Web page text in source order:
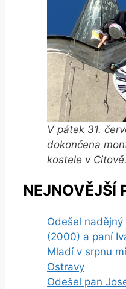
V pátek 31.
dokončena
kostele v Citově.
NEJNOVĚJŠÍ
Odešel
(2000) a paní
Mladí v srpnu
Ostravy
Odešel pan